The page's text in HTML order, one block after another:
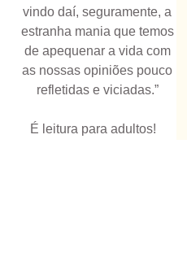
vindo daí, seguramente, a
estranha mania que temos
de apequenar a vida com
as nossas opiniões pouco
refletidas e viciadas.”
É leitura para adultos!